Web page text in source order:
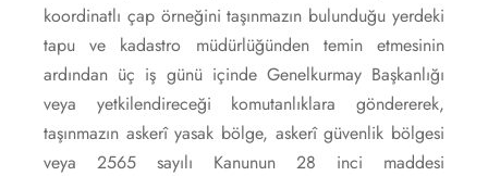
koordinatlı çap örneğini taşınmazın bulunduğu yerdeki
tapu ve kadastro müdürlüğünden temin etmesinin
ardından üç iş günü içinde Genelkurmay Başkanlığı
veya yetkilendireceği komutanlıklara göndererek,
taşınmazın askerî yasak bölge, askerî güvenlik bölgesi
veya 2565 sayılı Kanunun 28 inci maddesi